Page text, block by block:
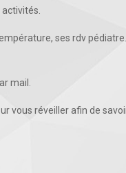
activités.
ses rdv
mail.
vous réveiller afin de